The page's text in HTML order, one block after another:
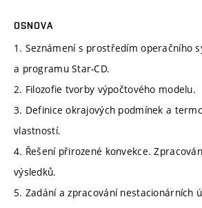
OSNOVA
1. Seznámení s prostředím operačního
a programu Star-CD.
2. Filozofie tvorby výpočtového modelu.
3. Definice okrajových podmínek a
vlastností.
4. Řešení přirozené konvekce.
výsledků.
5. Zadání a zpracování nestacionárních